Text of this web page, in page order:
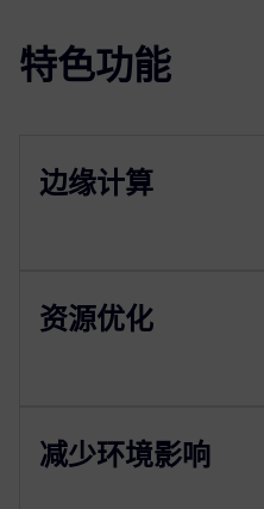
特色功能
边缘计算
资源优化
减少环境影响